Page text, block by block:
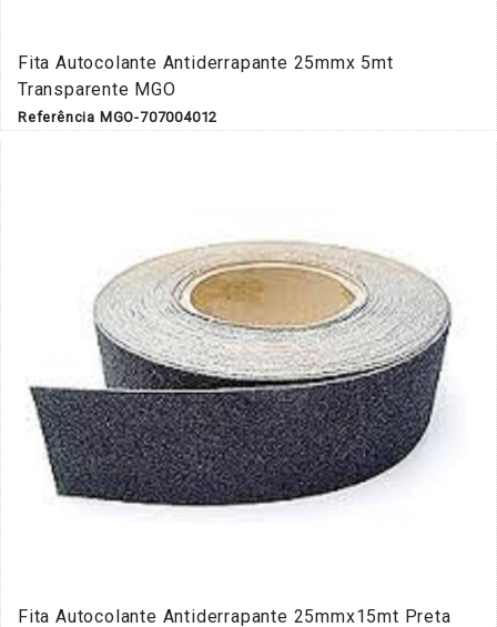
Fita Autocolante Antiderrapante 25mmx 5mt
Transparente MGO
Referência MGO-707004012
Fita Autocolante Antiderrapante 25mmx15mt Preta